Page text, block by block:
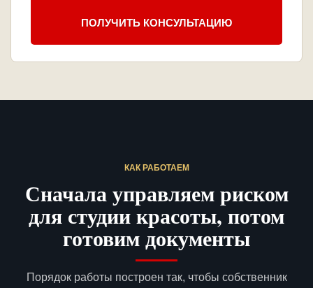
ПОЛУЧИТЬ КОНСУЛЬТАЦИЮ
КАК РАБОТАЕМ
Сначала управляем риском
для студии красоты, потом
готовим документы
Порядок работы построен так, чтобы собственник